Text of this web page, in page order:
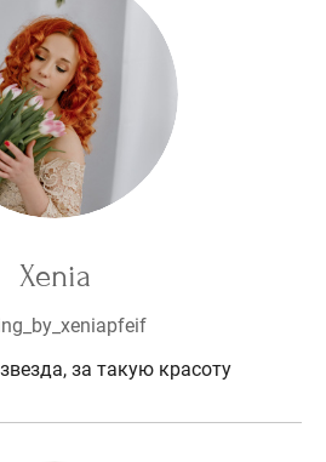
Xenia
за такую красоту